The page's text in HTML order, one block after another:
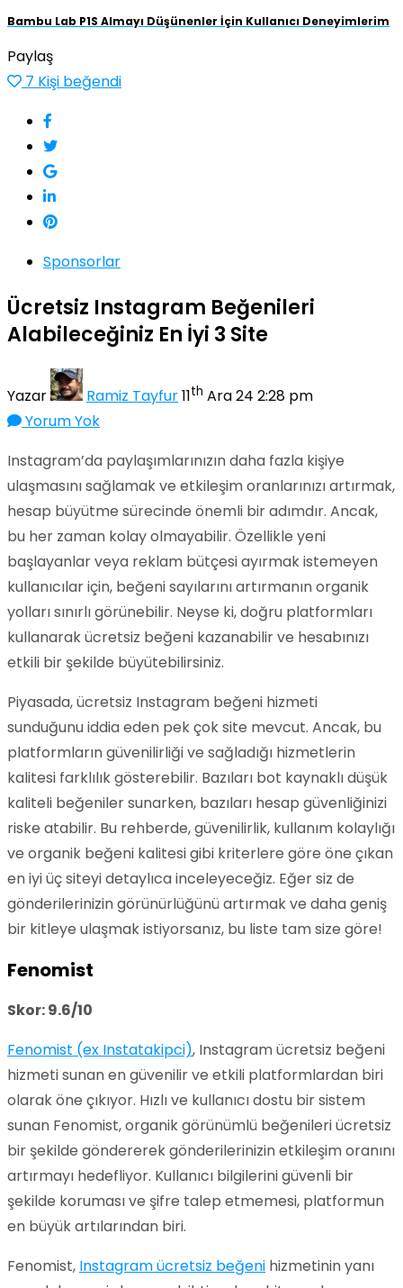
Bambu Lab P1S Almayı Düşünenler İçin Kullanıcı Deneyimlerim
Paylaş
7 Kişi beğendi
Sponsorlar
Ücretsiz Instagram Beğenileri
Alabileceğiniz En İyi 3 Site
Yazar Ramiz Tayfur11th Ara 24 2:28 pm
Yorum Yok
Instagram’da paylaşımlarınızın daha fazla kişiye
ulaşmasını sağlamak ve etkileşim oranlarınızı artırmak,
hesap büyütme sürecinde önemli bir adımdır. Ancak,
bu her zaman kolay olmayabilir. Özellikle yeni
başlayanlar veya reklam bütçesi ayırmak istemeyen
kullanıcılar için, beğeni sayılarını artırmanın organik
yolları sınırlı görünebilir. Neyse ki, doğru platformları
kullanarak ücretsiz beğeni kazanabilir ve hesabınızı
etkili bir şekilde büyütebilirsiniz.
Piyasada, ücretsiz Instagram beğeni hizmeti
sunduğunu iddia eden pek çok site mevcut. Ancak, bu
platformların güvenilirliği ve sağladığı hizmetlerin
kalitesi farklılık gösterebilir. Bazıları bot kaynaklı düşük
kaliteli beğeniler sunarken, bazıları hesap güvenliğinizi
riske atabilir. Bu rehberde, güvenilirlik, kullanım kolaylığı
ve organik beğeni kalitesi gibi kriterlere göre öne çıkan
en iyi üç siteyi detaylıca inceleyeceğiz. Eğer siz de
gönderilerinizin görünürlüğünü artırmak ve daha geniş
bir kitleye ulaşmak istiyorsanız, bu liste tam size göre!
Fenomist
Skor: 9.6/10
Fenomist (ex Instatakipci), Instagram ücretsiz beğeni
hizmeti sunan en güvenilir ve etkili platformlardan biri
olarak öne çıkıyor. Hızlı ve kullanıcı dostu bir sistem
sunan Fenomist, organik görünümlü beğenileri ücretsiz
bir şekilde göndererek gönderilerinizin etkileşim oranını
artırmayı hedefliyor. Kullanıcı bilgilerini güvenli bir
şekilde koruması ve şifre talep etmemesi, platformun
en büyük artılarından biri.
Fenomist, Instagram ücretsiz beğeni hizmetinin yanı